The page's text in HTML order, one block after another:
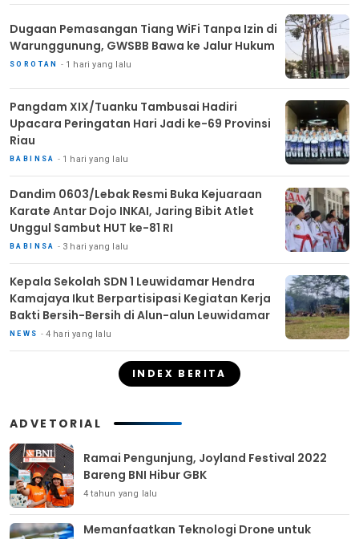
Dugaan Pemasangan Tiang WiFi Tanpa Izin di
Warunggunung, GWSBB Bawa ke Jalur Hukum
SOROTAN 1 hari yang lalu
Pangdam XIX/Tuanku Tambusai Hadiri
Upacara Peringatan Hari Jadi ke-69 Provinsi
Riau
BABINSA 1 hari yang lalu
Dandim 0603/Lebak Resmi Buka Kejuaraan
Karate Antar Dojo INKAI, Jaring Bibit Atlet
Unggul Sambut HUT ke-81 RI
BABINSA 3 hari yang lalu
Kepala Sekolah SDN 1 Leuwidamar Hendra
Kamajaya Ikut Berpartisipasi Kegiatan Kerja
Bakti Bersih-Bersih di Alun-alun Leuwidamar
NEWS 4 hari yang lalu
INDEX BERITA
ADVETORIAL
Ramai Pengunjung, Joyland Festival 2022
Bareng BNI Hibur GBK
4 tahun yang lalu
Memanfaatkan Teknologi Drone untuk